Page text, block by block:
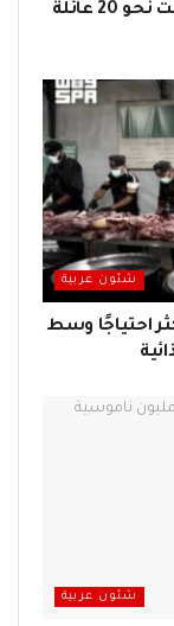
“CSCEC Steel Egypt”تنظم فاعلية جمعت نحو 20 عائلة
شئون عربية
احتياجًا وسط
شئون عربية